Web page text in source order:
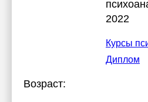
2022
Курсы
Диплом
Возраст: